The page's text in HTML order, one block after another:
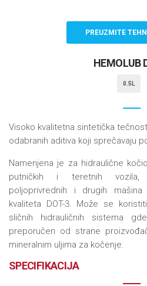
PREUZMITE
HEMOLUB
0.5L
Visoko kvalitetna sintetička
odabranih aditiva koji sprečavaju
Namenjena je za hidraulične
putničkih i teretnih vozila,
poljoprivrednih i drugih
kvaliteta DOT-3. Može se
sličnih hidrauličnih sistema
preporučen od strane
mineralnim uljima za kočenje.
SPECIFIKACIJA